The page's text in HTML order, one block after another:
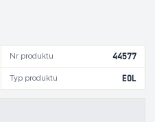
Nr produktu 44577
Typ produktu EOL